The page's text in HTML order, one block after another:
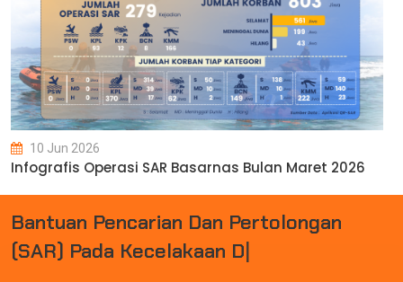
10 Jun 2026
Infografis Operasi SAR Basarnas Bulan Maret 2026
BANTUAN PENCARIAN DAN PERTOLONGAN
(SAR) PADA KECELAKAAN DA